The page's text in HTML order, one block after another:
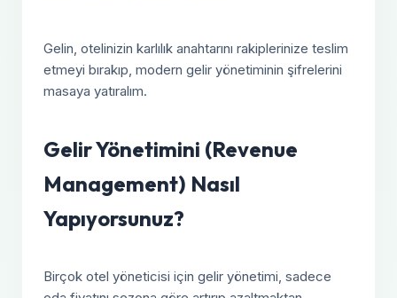
Gelin, otelinizin karlılık anahtarını rakiplerinize teslim
etmeyi bırakıp, modern gelir yönetiminin şifrelerini
masaya yatıralım.
Gelir Yönetimini (Revenue
Management) Nasıl
Yapıyorsunuz?
Birçok otel yöneticisi için gelir yönetimi, sadece